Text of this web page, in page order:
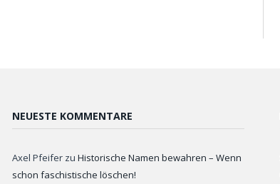
NEUESTE KOMMENTARE
Axel Pfeifer zu Historische Namen bewahren – Wenn
schon faschistische löschen!